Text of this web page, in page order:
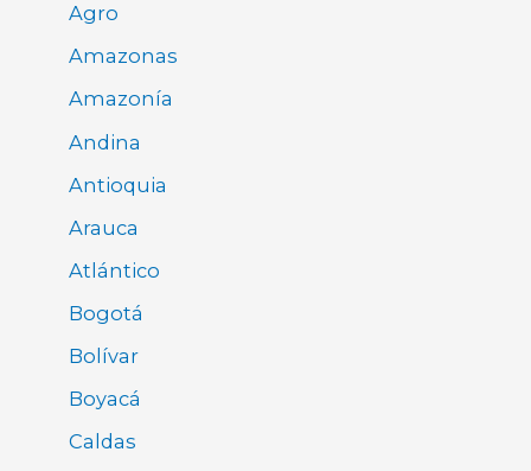
Agro
Amazonas
Amazonía
Andina
Antioquia
Arauca
Atlántico
Bogotá
Bolívar
Boyacá
Caldas